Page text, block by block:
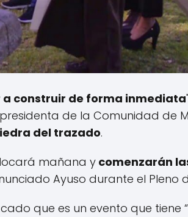
construir de forma inmediata
de la Comunidad de
del trazado.
mañana y comenzarán
Ayuso durante el Pleno
que es un evento que tiene